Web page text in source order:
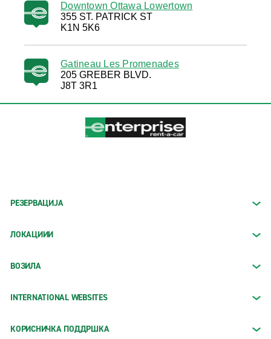
Downtown Ottawa Lowertown
355 ST. PATRICK ST
K1N 5K6
Gatineau Les Promenades
205 GREBER BLVD.
J8T 3R1
РЕЗЕРВАЦИЈА
ЛОКАЦИИИ
ВОЗИЛА
INTERNATIONAL WEBSITES
КОРИСНИЧКА ПОДДРШКА